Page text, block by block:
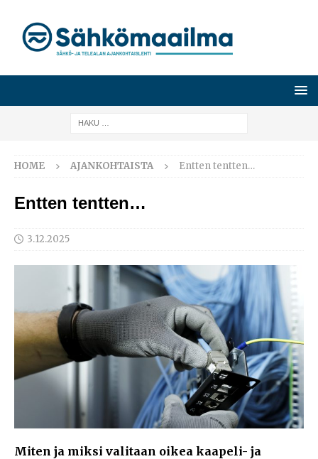
HOME AJANKOHTAISTA Entten tentten…
Entten tentten…
3.12.2025
Miten ja miksi valitaan oikea kaapeli- ja